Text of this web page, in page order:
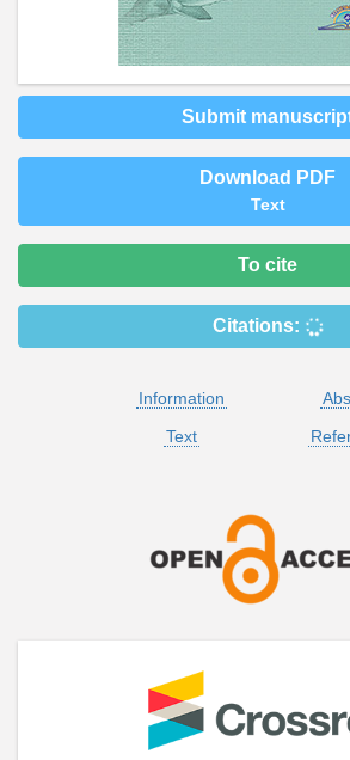
Submit
Download PDF
Text
To cite
Citations:
Information
Text